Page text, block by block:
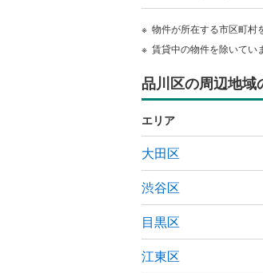
物件が所在する市区町村
賃貸中の物件を除いてい
品川区の周辺地域
エリア
大田区
渋谷区
目黒区
江東区